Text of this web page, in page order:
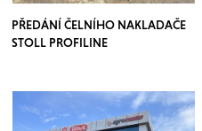
PŘEDÁNÍ ČELNÍHO NAKLADAČE
STOLL PROFILINE